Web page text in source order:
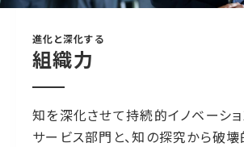
進化と深化する
組織力
知を深化させて持続的イノベーシ
サービス部門と、知の探究から破壊